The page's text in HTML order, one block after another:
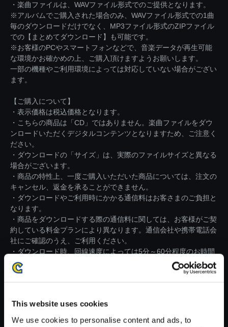
This website uses cookies
We use cookies to personalise content and ads, to
・楽曲ファイルは、WAVファイル形式でのご提供となります。
※アルバムでご購入された場合のみ、WAVファイル形式での1曲
毎のダウンロードだけでなく、MP3ファイル形式のZIPファイル
での【まとめてダウンロード】も可能です。
※お客様のPCやスマートフォンなどで、音楽データが再生可能
な環境かお確かめの上、ご購入頂けますようお願いします。
一部の機種やご利用環境によっては対応していない場合がござい
ます。
【ご購入について】
・表示価格は税込価格となります。
・こちらの商品は「CD」ではありません。楽曲ファイルをダウ
ンロードいただくデジタルコンテンツとなりますため、ご注意く
ださい。
・ダウンロードの「サイズ」は、実際のファイルサイズと異なる
場合がございます。
・商品の特性上、一度ご購入いただいた商品については、注文の
キャンセル、返金を承ることができません。
・ダウンロードやご利用時にかかる通信料はお客さまのご負担と
なります。
・商品をダウンロードする際の通信料に関しては、お客様がご契
約している料金プランにより異なります。通信会社や携帯電話会
社にご確認のうえ、ご利用ください。
・ダウンロード時、回線速度によっては5分～60分程度のお時間
がかかる場合がございます。
※ご購入いただいたファイルのダウンロードの際には、通信環境
が安定しているWifi環境でお試しください。